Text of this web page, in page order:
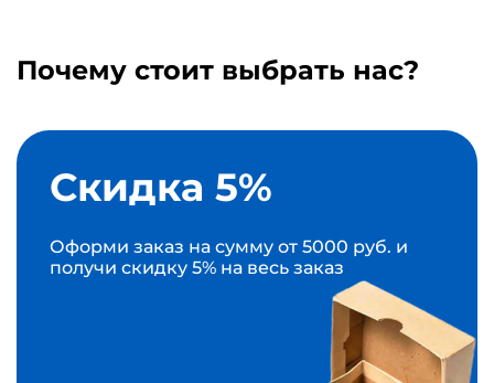
Почему стоит выбрать нас?
Скидка 5%
Оформи заказ на сумму от 5000 руб. и
получи скидку 5% на весь заказ